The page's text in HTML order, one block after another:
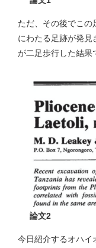
ただ、その後でこ
にわたる足跡が発
が二足歩行した結果
論文2
今日紹介するオハイ